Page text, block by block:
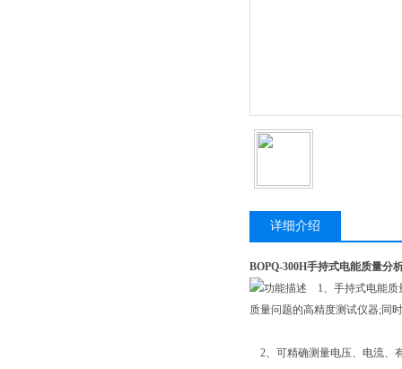
详细介绍
BOPQ-300H手持式电能质量分
1、手持式电能质
质量问题的高精度测试仪器;同
2、可精确测量电压、电流、